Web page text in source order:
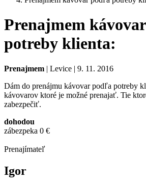
Prenajmem
potreby klienta:
Prenajmem | Levice | 9. 11. 2016
Dám do prenájmu kávovar podľa potreby
kávovarov ktoré je možné prenajať. Tie
zabezpečiť.
dohodou
zábezpeka 0 €
Prenajímateľ
Igor